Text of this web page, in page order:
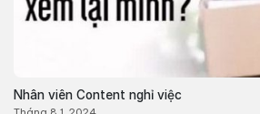
Nhân viên Content nghỉ việc